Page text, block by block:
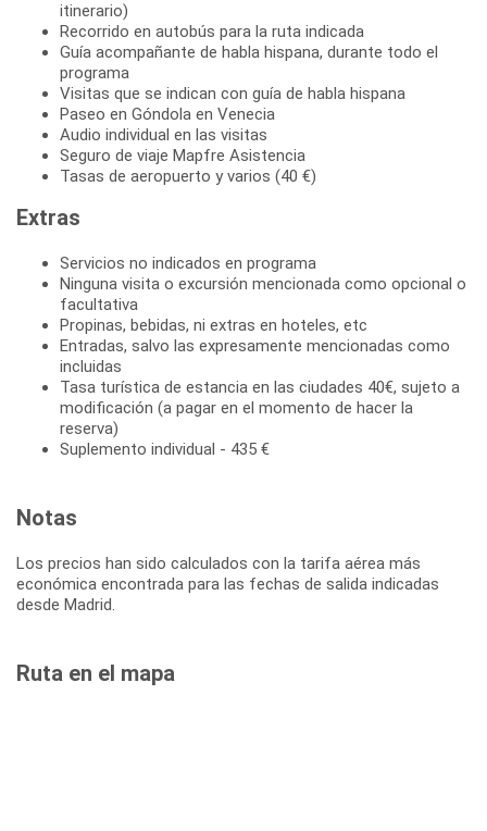
itinerario)
Recorrido en autobús para la ruta indicada
Guía acompañante de habla hispana, durante todo el
programa
Visitas que se indican con guía de habla hispana
Paseo en Góndola en Venecia
Audio individual en las visitas
Seguro de viaje Mapfre Asistencia
Tasas de aeropuerto y varios (40 €)
Extras
Servicios no indicados en programa
Ninguna visita o excursión mencionada como opcional o
facultativa
Propinas, bebidas, ni extras en hoteles, etc
Entradas, salvo las expresamente mencionadas como
incluidas
Tasa turística de estancia en las ciudades 40€, sujeto a
modificación (a pagar en el momento de hacer la
reserva)
Suplemento individual - 435 €
Notas
Los precios han sido calculados con la tarifa aérea más
económica encontrada para las fechas de salida indicadas
desde Madrid.
Ruta en el mapa